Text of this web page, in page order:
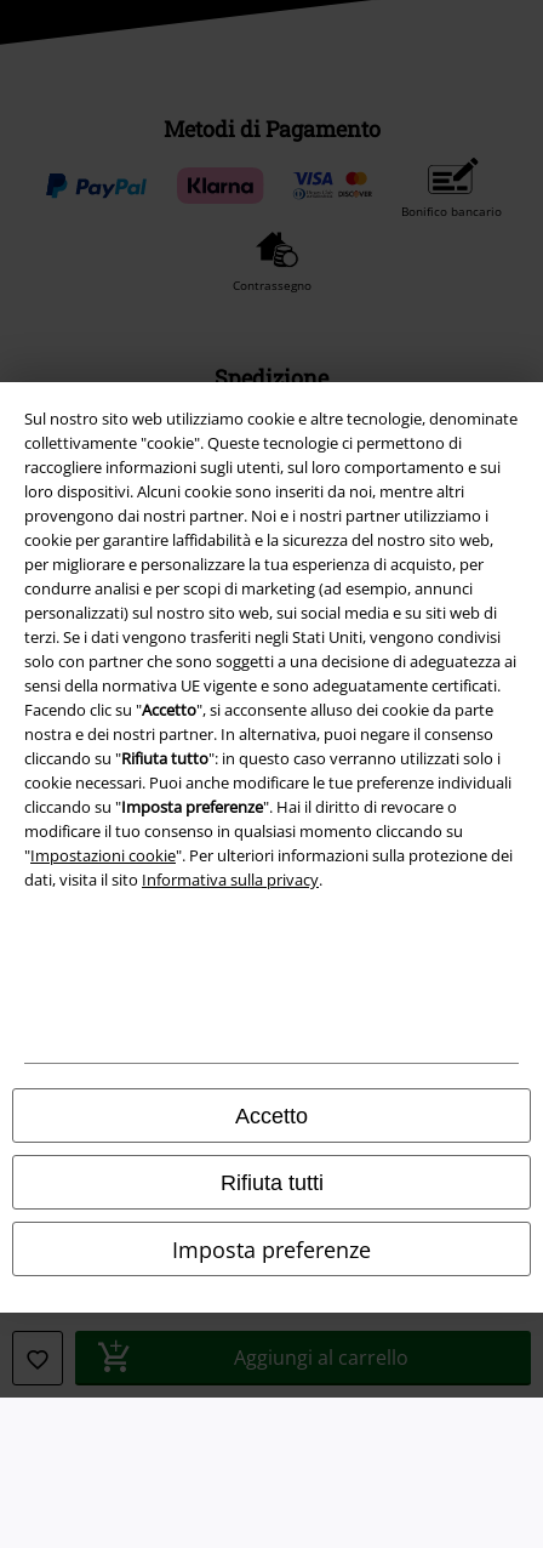
Sul nostro sito web utilizziamo cookie e altre tecnologie, denominate
collettivamente "cookie". Queste tecnologie ci permettono di
raccogliere informazioni sugli utenti, sul loro comportamento e sui
loro dispositivi. Alcuni cookie sono inseriti da noi, mentre altri
provengono dai nostri partner. Noi e i nostri partner utilizziamo i
cookie per garantire laffidabilità e la sicurezza del nostro sito web,
per migliorare e personalizzare la tua esperienza di acquisto, per
condurre analisi e per scopi di marketing (ad esempio, annunci
personalizzati) sul nostro sito web, sui social media e su siti web di
terzi. Se i dati vengono trasferiti negli Stati Uniti, vengono condivisi
solo con partner che sono soggetti a una decisione di adeguatezza ai
sensi della normativa UE vigente e sono adeguatamente certificati.
Facendo clic su "Accetto", si acconsente alluso dei cookie da parte
nostra e dei nostri partner. In alternativa, puoi negare il consenso
cliccando su "Rifiuta tutto": in questo caso verranno utilizzati solo i
cookie necessari. Puoi anche modificare le tue preferenze individuali
cliccando su "Imposta preferenze". Hai il diritto di revocare o
modificare il tuo consenso in qualsiasi momento cliccando su
"Impostazioni cookie". Per ulteriori informazioni sulla protezione dei
dati, visita il sito Informativa sulla privacy.
Accetto
Rifiuta tutti
Imposta preferenze
Aggiungi al carrello
Metodi di Pagamento
Bonifico bancario
Contrassegno
Spedizione
App EMP
Scarica la nuova app di EMP!
A Warner Music Group Company
Info legali
Redazione
Legge sulla Privacy
Smaltimento rifiuti e protezione dell’ambiente
Dichiarazione di Conformità
Informazioni sull'accessibilità